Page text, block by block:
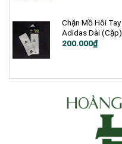
Chặn Mồ Hôi Tay
Adidas Dài (Cặp)
200.000₫